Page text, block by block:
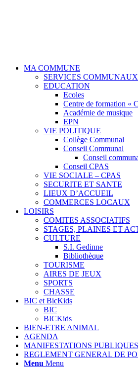
MA COMMUNE
SERVICES COMMUNAUX
EDUCATION
Ecoles
Centre de formation «
Académie de musique
EPN
VIE POLITIQUE
Collège Communal
Conseil Communal
Conseil
Conseil CPAS
VIE SOCIALE – CPAS
SECURITE ET SANTE
LIEUX D’ACCUEIL
COMMERCES LOCAUX
LOISIRS
COMITES ASSOCIATIFS
STAGES, PLAINES ET
CULTURE
S.I. Gedinne
Bibliothèque
TOURISME
AIRES DE JEUX
SPORTS
CHASSE
BIC et BicKids
BIC
BICKids
BIEN-ETRE ANIMAL
AGENDA
MANIFESTATIONS PUBLIQUES
REGLEMENT GENERAL DE
Menu Menu